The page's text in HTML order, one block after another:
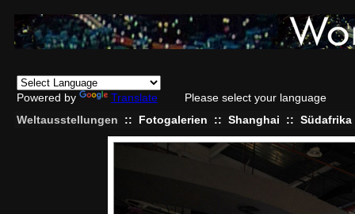
Powered by Translate
Please select your language
Weltausstellungen
:: Fotogalerien :: Shanghai :: Südafrika